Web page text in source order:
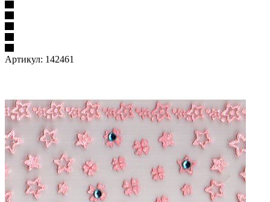
Артикул: 142461